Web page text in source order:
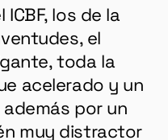
los de la
el
toda la
acelerado y un
por un
muy distractor